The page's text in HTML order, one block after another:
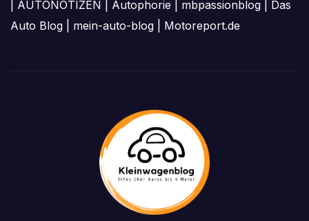
AUTONOTIZEN Autophorie mbpassionblog
Das
Auto Blog
mein-auto-blog Motoreport.de